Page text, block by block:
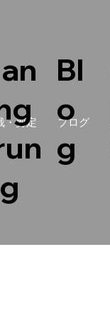
・剪定 ブログ
Bl
o
g